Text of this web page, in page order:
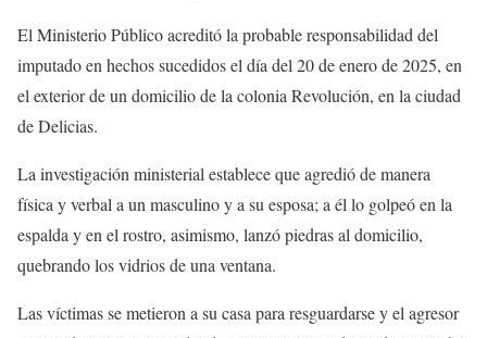
El Ministerio Público acreditó la probable responsabilidad del
imputado en hechos sucedidos el día del 20 de enero de 2025, en
el exterior de un domicilio de la colonia Revolución, en la ciudad
de Delicias.
La investigación ministerial establece que agredió de manera
física y verbal a un masculino y a su esposa; a él lo golpeó en la
espalda y en el rostro, asimismo, lanzó piedras al domicilio,
quebrando los vidrios de una ventana.
Las víctimas se metieron a su casa para resguardarse y el agresor